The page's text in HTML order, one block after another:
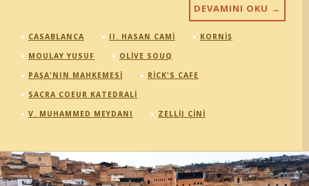
DEVAMINI OKU →
CASABLANCA II. HASAN CAMI
KORNIŞ
MOULAY YUSUF
OLIVE SOUQ
PAŞA'NIN MAHKEMESI
RICK'S CAFE
SACRA COEUR KATEDRALI
V. MUHAMMED MEYDANI
ZELLIJ ÇINI